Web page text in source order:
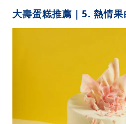
大壽蛋糕推薦｜5. 熱情